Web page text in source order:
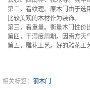
第二，看纹理。原木门由于选
比较美观的木材作为装饰。
第三，看重量。衡量木门性价
第四，干湿度周期。因南方天
第五，雕花工艺。好的雕花工
相关标签： 钢木门